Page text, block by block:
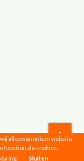
alleen anoniem website
functionele cookies,
Sluiten